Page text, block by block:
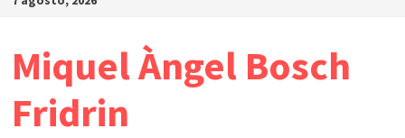
Miquel Àngel Bosch
Fridrin